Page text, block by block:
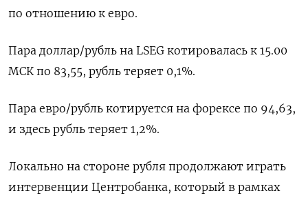
по отношению к евро.
Пара доллар/рубль на LSEG котировалась к 15.00
МСК по 83,55, рубль теряет 0,1%.
Пара евро/рубль котируется на форексе по 94,63,
и здесь рубль теряет 1,2%.
Локально на стороне рубля продолжают играть
интервенции Центробанка, который в рамках